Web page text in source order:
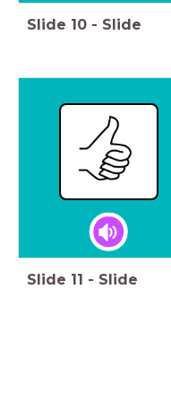
Slide 10 - Slide
Slide 11 - Slide